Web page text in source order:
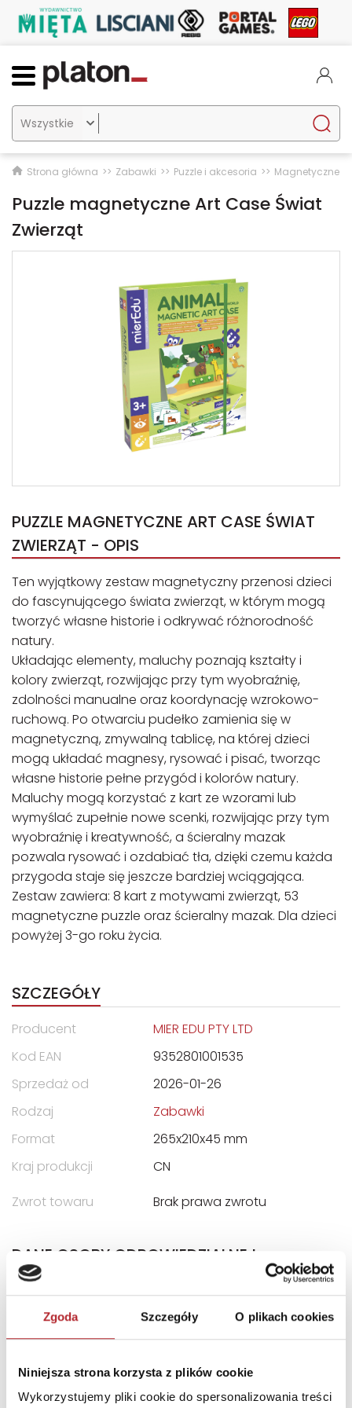
Zgoda Szczegóły O plikach cookies
Niniejsza strona korzysta z plików cookie
Wykorzystujemy pliki cookie do spersonalizowania treści

Strona główna Zabawki Puzzle i akcesoria Magnetyczne
Puzzle magnetyczne Art Case Świat
Zwierząt
PUZZLE MAGNETYCZNE ART CASE ŚWIAT
ZWIERZĄT - OPIS
Ten wyjątkowy zestaw magnetyczny przenosi dzieci
do fascynującego świata zwierząt, w którym mogą
tworzyć własne historie i odkrywać różnorodność
natury.
Układając elementy, maluchy poznają kształty i
kolory zwierząt, rozwijając przy tym wyobraźnię,
zdolności manualne oraz koordynację wzrokowo-
ruchową. Po otwarciu pudełko zamienia się w
magnetyczną, zmywalną tablicę, na której dzieci
mogą układać magnesy, rysować i pisać, tworząc
własne historie pełne przygód i kolorów natury.
Maluchy mogą korzystać z kart ze wzorami lub
wymyślać zupełnie nowe scenki, rozwijając przy tym
wyobraźnię i kreatywność, a ścieralny mazak
pozwala rysować i ozdabiać tła, dzięki czemu każda
przygoda staje się jeszcze bardziej wciągająca.
Zestaw zawiera: 8 kart z motywami zwierząt, 53
magnetyczne puzzle oraz ścieralny mazak. Dla dzieci
powyżej 3-go roku życia.
SZCZEGÓŁY
Producent
MIER EDU PTY LTD
Kod EAN
9352801001535
Sprzedaż od
2026-01-26
Rodzaj
Zabawki
Format
265x210x45 mm
Kraj produkcji
CN
Zwrot towaru
Brak prawa zwrotu
DANE OSOBY ODPOWIEDZIALNEJ
Nazwa
MG
Dystrybucja,Magdalena
Jankowska-Graczyk
Kod pocztowy
03-137